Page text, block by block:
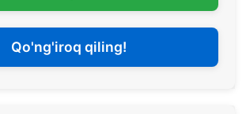
Qo'ng'iroq qiling!